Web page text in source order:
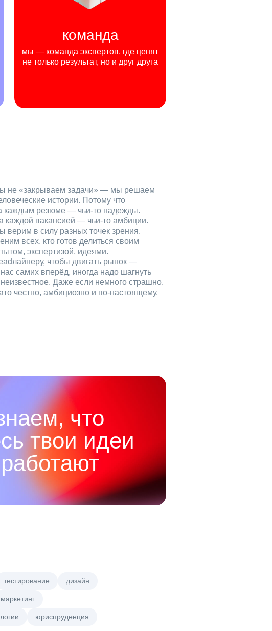
команда
мы — команда экспертов, где ценят
не только результат, но и друг друга
не «закрываем задачи» — мы решаем
истории. Потому что
каждым резюме — чьи‑то надежды.
каждой вакансией — чьи‑то амбиции.
верим в силу разных точек зрения.
всех, кто готов делиться своим
экспертизой, идеями.
чтобы двигать рынок —
самих вперёд, иногда надо шагнуть
Даже если немного страшно.
честно, амбициозно и по‑настоящему.
что
твои идеи
работают
тестирование дизайн
маркетинг
юриспруденция